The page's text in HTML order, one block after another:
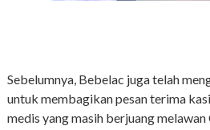
Sebelumnya, Bebelac juga telah
untuk membagikan pesan terima
medis yang masih berjuang